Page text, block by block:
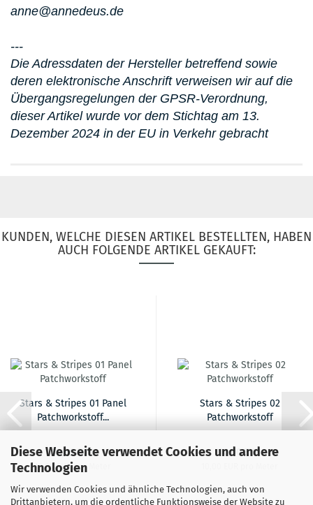
Diese Webseite verwendet Cookies und andere
Technologien
Wir verwenden Cookies und ähnliche Technologien, auch von
Drittanbietern, um die ordentliche Funktionsweise der Website zu
anne@annedeus.de
---
Die Adressdaten der Hersteller betreffend sowie
deren elektronische Anschrift verweisen wir auf die
Übergangsregelungen der GPSR-Verordnung,
dieser Artikel wurde vor dem Stichtag am 13.
Dezember 2024 in der EU in Verkehr gebracht
KUNDEN, WELCHE DIESEN ARTIKEL BESTELLTEN, HABEN
AUCH FOLGENDE ARTIKEL GEKAUFT:
Stars & Stripes 01 Panel
Patchworkstoff...
10,00 EUR
10,00 EUR pro Meter
Stars & Stripes 02
Patchworkstoff
10,00 EUR